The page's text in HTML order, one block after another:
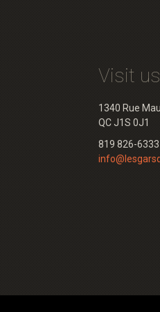
Visit us
1340 Rue
QC J1S 0J1
819 826-6333